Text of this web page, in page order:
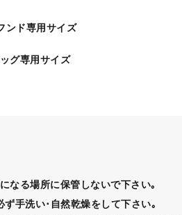
ド専用サイズ
グ専用サイズ
なる場所に保管しないで下さい｡
ず手洗い･自然乾燥をして下さい｡